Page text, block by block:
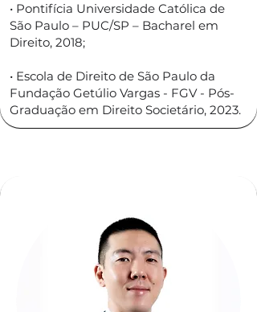
• Pontifícia Universidade Católica de
São Paulo – PUC/SP – Bacharel em
Direito, 2018;
• Escola de Direito de São Paulo da
Fundação Getúlio Vargas - FGV - Pós-
Graduação em Direito Societário, 2023.